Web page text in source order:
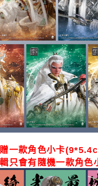
一款角色小卡
只會有隨機一款角色